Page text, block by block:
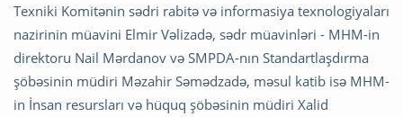
Texniki Komitənin sədri rabitə və informasiya texnologiyaları
nazirinin müavini Elmir Vəlizadə, sədr müavinləri - MHM-in
direktoru Nail Mərdanov və SMPDA-nın Standartlaşdırma
şöbəsinin müdiri Məzahir Səmədzadə, məsul katib isə MHM-
in İnsan resursları və hüquq şöbəsinin müdiri Xalid